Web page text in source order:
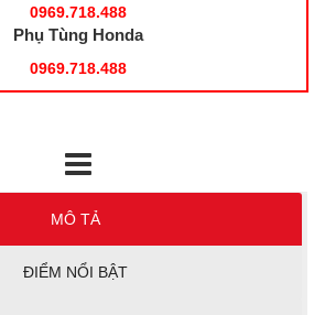
0969.718.488
Phụ Tùng Honda
0969.718.488
MÔ TẢ
ĐIỂM NỔI BẬT